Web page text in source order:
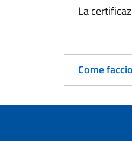
La
Come